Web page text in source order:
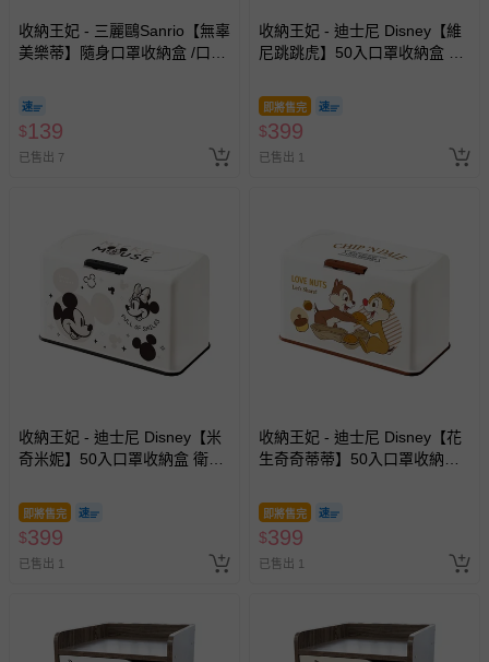
退貨，您可至『查詢訂單』>『已出貨』中查詢該筆訂單，
並點選『我要退貨』即可進行申請。若有相關退貨問題，請
針對滿件折/滿額贈…等活動，如因部份退貨，而該訂單保
部分商品依據消費者保護法的規定，不適用七天鑑賞期/猶
豫期範圍：
易於腐敗、保存期限較短或解約時即將逾期（例如生鮮
商品、食品等）。
客製化商品（例如客製生日書、姓名貼等）。
新費用）。
經消費者拆封之影音商品或電腦軟體（例如 DVD、CD
非以有形媒介提供之數位內容或一經提供即為完成之線
上服務，經消費者事先同意始提供（例如線上課程、遊
戲或活動點數等）。
-個人衛生用品（例如尿布、貼身衣物、泳裝、襪子、地
墊、寢具類等）。
收納王妃 - 三麗鷗Sanrio【無辜
美樂蒂】隨身口罩收納盒 /口罩
$139
已售出 7
收納王妃 - 迪士尼 Disney【維
尼跳跳虎】50入口罩收納盒 衛
彈簧自動向上
即將售完
$399
已售出 1
收納王妃 - 迪士尼 Disney【米
奇米妮】50入口罩收納盒 衛生
簧自動向上
即將售完
$399
已售出 1
收納王妃 - 迪士尼 Disney【花
生奇奇蒂蒂】50入口罩收納盒
建彈簧自動向上
即將售完
$399
已售出 1